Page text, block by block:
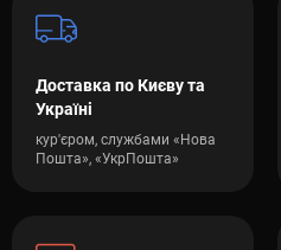
Доставка по Києву та
Україні
кур'єром, службами «Нова
Пошта», «УкрПошта»